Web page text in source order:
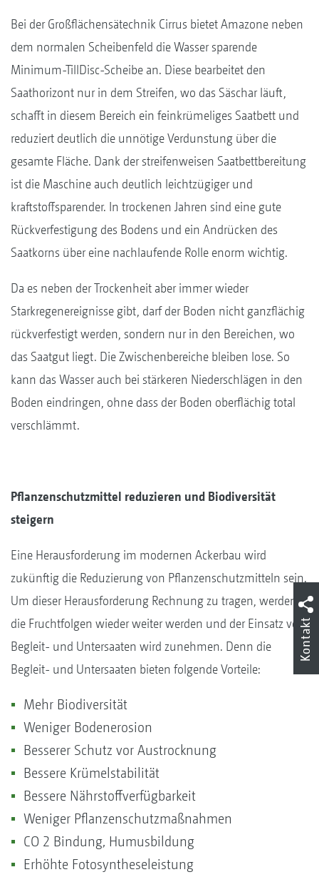
Bei der Großflächensätechnik Cirrus bietet Amazone neben
dem normalen Scheibenfeld die Wasser sparende
Minimum-TillDisc-Scheibe an. Diese bearbeitet den
Saathorizont nur in dem Streifen, wo das Säschar läuft,
schafft in diesem Bereich ein feinkrümeliges Saatbett und
reduziert deutlich die unnötige Verdunstung über die
gesamte Fläche. Dank der streifenweisen Saatbettbereitung
ist die Maschine auch deutlich leichtzügiger und
kraftstoffsparender. In trockenen Jahren sind eine gute
Rückverfestigung des Bodens und ein Andrücken des
Saatkorns über eine nachlaufende Rolle enorm wichtig.
Da es neben der Trockenheit aber immer wieder
Starkregenereignisse gibt, darf der Boden nicht ganzflächig
rückverfestigt werden, sondern nur in den Bereichen, wo
das Saatgut liegt. Die Zwischenbereiche bleiben lose. So
kann das Wasser auch bei stärkeren Niederschlägen in den
Boden eindringen, ohne dass der Boden oberflächig total
verschlämmt.
Pflanzenschutzmittel reduzieren und Biodiversität
steigern
Eine Herausforderung im modernen Ackerbau wird
zukünftig die Reduzierung von Pflanzenschutzmitteln sein.
Um dieser Herausforderung Rechnung zu tragen, werden
die Fruchtfolgen wieder weiter werden und der Einsatz von
Begleit- und Untersaaten wird zunehmen. Denn die
Begleit- und Untersaaten bieten folgende Vorteile:
Mehr Biodiversität
Weniger Bodenerosion
Besserer Schutz vor Austrocknung
Bessere Krümelstabilität
Bessere Nährstoffverfügbarkeit
Weniger Pflanzenschutzmaßnahmen
CO 2 Bindung, Humusbildung
Erhöhte Fotosyntheseleistung
Kontakt